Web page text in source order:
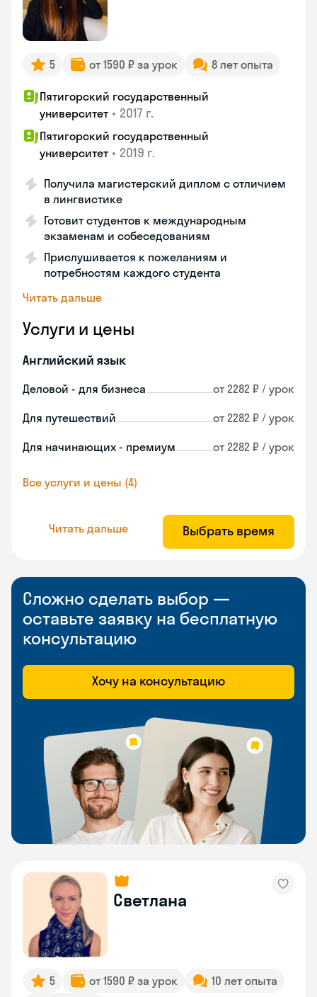
5 от 1590 ₽ за урок 8 лет опыта
Пятигорский государственный
университет • 2017 г.
Пятигорский государственный
университет • 2019 г.
Получила магистерский диплом с отличием
в лингвистике
Готовит студентов к международным
экзаменам и собеседованиям
Прислушивается к пожеланиям и
потребностям каждого студента
Читать дальше
Услуги и цены
Английский язык
Деловой - для бизнеса от 2282 ₽ / урок
Для путешествий от 2282 ₽ / урок
Для начинающих - премиум от 2282 ₽ / урок
Все услуги и цены (4)
Читать дальше Выбрать время
Сложно сделать выбор —
оставьте заявку на бесплатную
консультацию
Хочу на консультацию
Светлана
5 от 1590 ₽ за урок
10 лет опыта